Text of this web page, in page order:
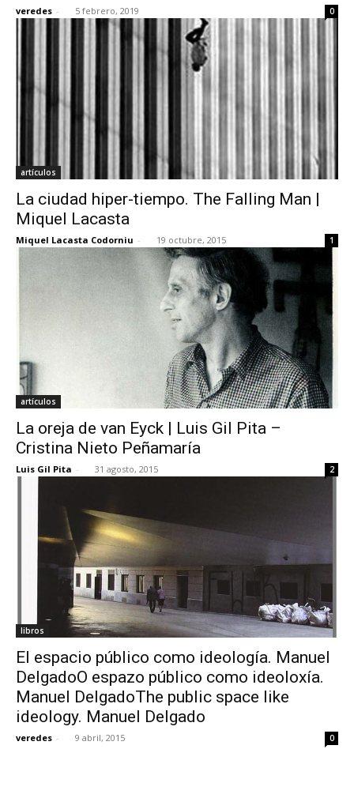
veredes - 5 febrero, 2019 0
artículos
La ciudad hiper-tiempo. The Falling Man |
Miquel Lacasta
Miquel Lacasta Codorniu - 19 octubre, 2015 1
artículos
La oreja de van Eyck | Luis Gil Pita –
Cristina Nieto Peñamaría
Luis Gil Pita - 31 agosto, 2015 2
libros
El espacio público como ideología. Manuel
DelgadoO espazo público como ideoloxía.
Manuel DelgadoThe public space like
ideology. Manuel Delgado
veredes - 9 abril, 2015 0